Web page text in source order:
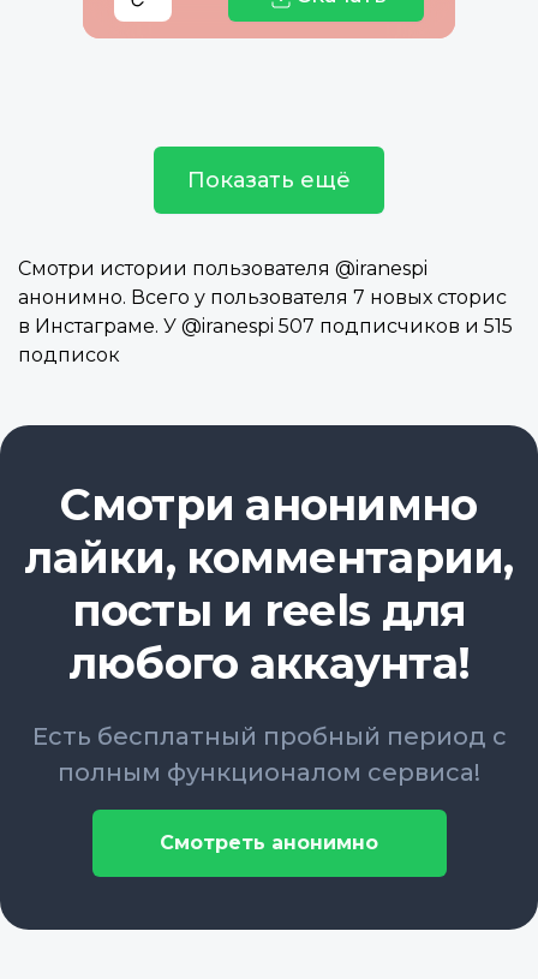
Показать ещё
Смотри истории пользователя @iranespi
анонимно. Всего у пользователя 7 новых сторис
в Инстаграме. У @iranespi 507 подписчиков и 515
подписок
Смотри анонимно
лайки, комментарии,
посты и reels для
любого аккаунта!
Есть бесплатный пробный период с
полным функционалом сервиса!
Смотреть анонимно